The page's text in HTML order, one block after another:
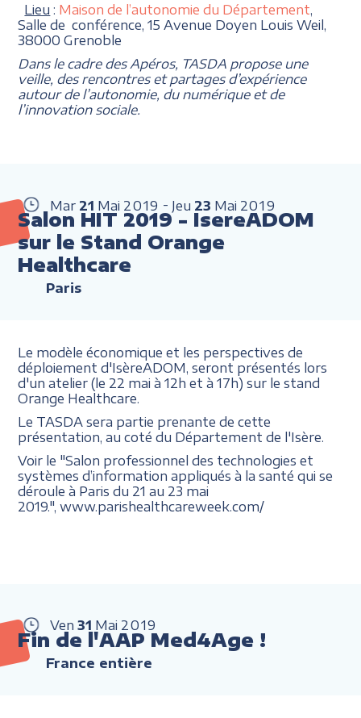
Lieu : Maison de l’autonomie du Département
Salle de conférence, 15 Avenue Doyen Louis Weil,
38000 Grenoble
Dans le cadre des Apéros, TASDA propose une
veille, des rencontres et partages d’expérience
autour de l’autonomie, du numérique et de
l’innovation sociale.
Mar 21 Mai 2019 Jeu 23 Mai 2019
Salon HIT 2019 - IsereADOM
sur le Stand Orange
Healthcare
Paris
Le modèle économique et les perspectives de
déploiement d'IsèreADOM, seront présentés lors
d'un atelier (le 22 mai à 12h et à 17h) sur le stand
Orange Healthcare.
Le TASDA sera partie prenante de cette
présentation, au coté du Département de l'Isère.
Voir le "Salon professionnel des technologies et
systèmes d’information appliqués à la santé qui se
déroule à Paris du 21 au 23 mai
2019.", www.parishealthcareweek.com/
Ven 31 Mai 2019
Fin de l'AAP Med4Age !
France entière